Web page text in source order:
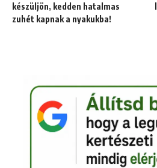
készüljön, kedden hatalmas
zuhét kapnak a nyakukba!